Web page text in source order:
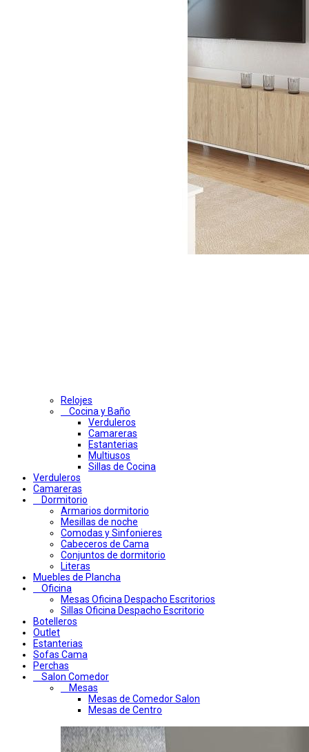
Relojes
Cocina y Baño
Verduleros
Camareras
Estanterias
Multiusos
Sillas de Cocina
Verduleros
Camareras
Dormitorio
Armarios dormitorio
Mesillas de noche
Comodas y Sinfonieres
Cabeceros de Cama
Conjuntos de dormitorio
Literas
Muebles de Plancha
Oficina
Mesas Oficina Despacho Escritorios
Sillas Oficina Despacho Escritorio
Botelleros
Outlet
Estanterias
Sofas Cama
Perchas
Salon Comedor
Mesas
Mesas de Comedor Salon
Mesas de Centro